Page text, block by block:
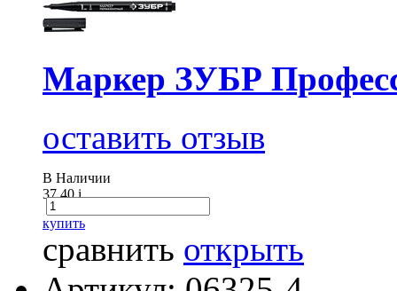
Маркер ЗУБР
оставить отзыв
В Наличии
37.40i
купить
сравнить открыть